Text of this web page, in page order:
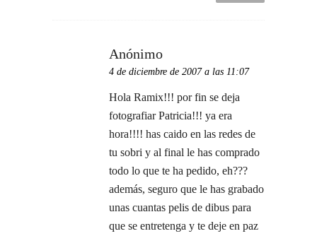
Anónimo
4 de diciembre de 2007 a las 11:07
Hola Ramix!!! por fin se deja
fotografiar Patricia!!! ya era
hora!!!! has caido en las redes de
tu sobri y al final le has comprado
todo lo que te ha pedido, eh???
además, seguro que le has grabado
unas cuantas pelis de dibus para
que se entretenga y te deje en paz